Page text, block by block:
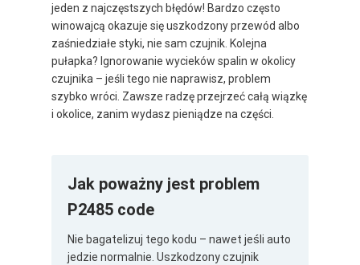
jeden z najczęstszych błędów! Bardzo często
winowajcą okazuje się uszkodzony przewód albo
zaśniedziałe styki, nie sam czujnik. Kolejna
pułapka? Ignorowanie wycieków spalin w okolicy
czujnika – jeśli tego nie naprawisz, problem
szybko wróci. Zawsze radzę przejrzeć całą wiązkę
i okolice, zanim wydasz pieniądze na części.
Jak poważny jest problem
P2485 code
Nie bagatelizuj tego kodu – nawet jeśli auto
jedzie normalnie. Uszkodzony czujnik